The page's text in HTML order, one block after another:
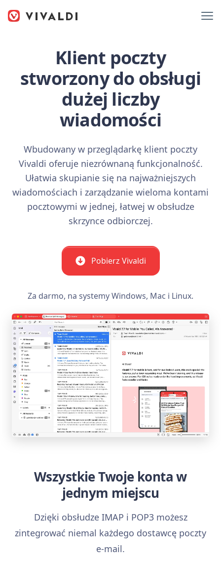
Klient poczty
stworzony do obsługi
dużej liczby
wiadomości
Wbudowany w przeglądarkę klient poczty
Vivaldi oferuje niezrównaną funkcjonalność.
Ułatwia skupianie się na najważniejszych
wiadomościach i zarządzanie wieloma kontami
pocztowymi w jednej, łatwej w obsłudze
skrzynce odbiorczej.
Pobierz Vivaldi
Za darmo, na systemy Windows, Mac i Linux.
Wszystkie Twoje konta w
jednym miejscu
Dzięki obsłudze IMAP i POP3 możesz
zintegrować niemal każdego dostawcę poczty
e-mail.